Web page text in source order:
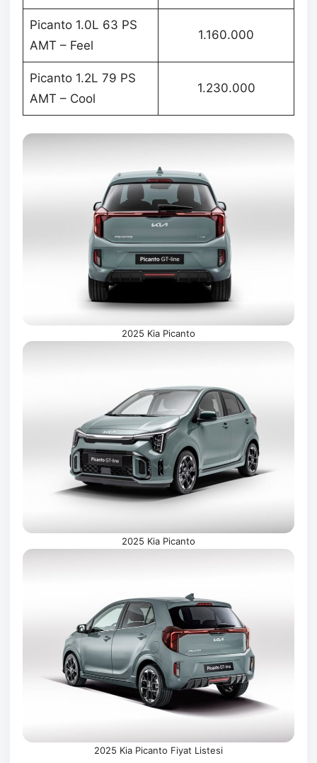
Picanto 1.0L 63 PS
AMT – Feel
1.160.000
Picanto 1.2L 79 PS
AMT – Cool
1.230.000
2025 Kia Picanto
2025 Kia Picanto
2025 Kia Picanto Fiyat Listesi